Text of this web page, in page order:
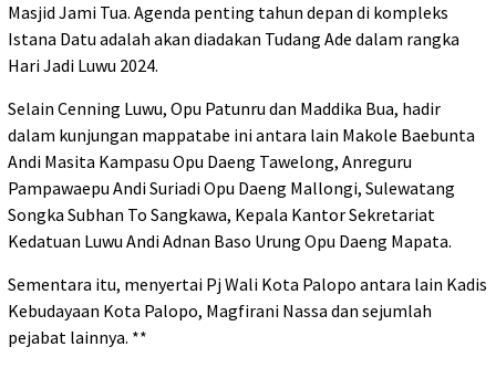
Masjid Jami Tua. Agenda penting tahun depan di kompleks
Istana Datu adalah akan diadakan Tudang Ade dalam rangka
Hari Jadi Luwu 2024.
Selain Cenning Luwu, Opu Patunru dan Maddika Bua, hadir
dalam kunjungan mappatabe ini antara lain Makole Baebunta
Andi Masita Kampasu Opu Daeng Tawelong, Anreguru
Pampawaepu Andi Suriadi Opu Daeng Mallongi, Sulewatang
Songka Subhan To Sangkawa, Kepala Kantor Sekretariat
Kedatuan Luwu Andi Adnan Baso Urung Opu Daeng Mapata.
Sementara itu, menyertai Pj Wali Kota Palopo antara lain Kadis
Kebudayaan Kota Palopo, Magfirani Nassa dan sejumlah
pejabat lainnya. **